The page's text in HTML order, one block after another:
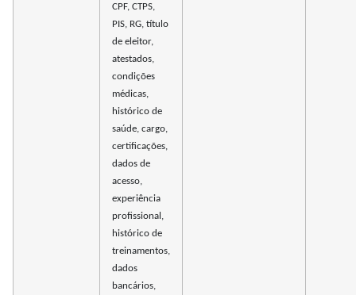
CPF, CTPS,
PIS, RG, título
de eleitor,
atestados,
condições
médicas,
histórico de
saúde, cargo,
certificações,
dados de
acesso,
experiência
profissional,
histórico de
treinamentos,
dados
bancários,